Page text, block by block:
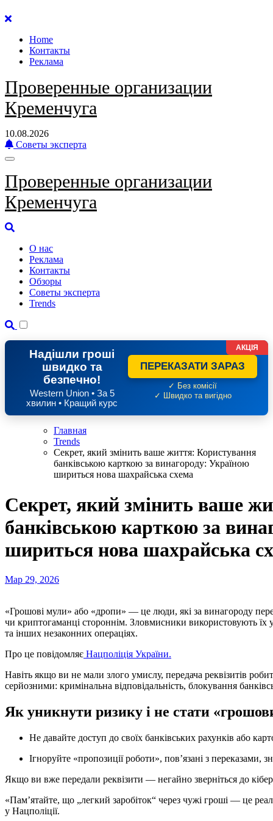
Перейти
содержанию
Home
Контакты
Реклама
Проверенные организации
Кременчуга
10.08.2026
Советы эксперта
Проверенные организации
Кременчуга
О нас
Реклама
Контакты
Обзоры
Советы эксперта
Trends
Надішли гроші
швидко та
безпечно!
Western Union • За 5
хвилин • Кращий курс
ПЕРЕКАЗАТИ ЗАРАЗ
✓ Без комісії
✓ Швидко та вигідно
АКЦІЯ
Главная
Trends
Секрет, який змінить ваше життя: Користування
банківською карткою за винагороду: Україною
шириться нова шахрайська схема
Секрет, який змінить ваше
банківською карткою за
шириться нова шахрайська
Мар 29, 2026
«Грошові мули» або «дропи» — це люди, які за винагороду передають свої банківські картки, рахунки
чи криптогаманці стороннім. Зловмисники використовують їх
та інших незаконних операціях.
Про це повідомляє Нацполіція України.
Навіть якщо ви не мали злого умислу, передача реквізитів
серйозними: кримінальна відповідальність, блокування
Як уникнути ризику і не стати
Не давайте доступ до своїх банківських рахунків або
Ігноруйте «пропозиції роботи», пов’язані з переказами,
Якщо ви вже передали реквізити — негайно зверніться до
«Пам’ятайте, що „легкий заробіток“ через чужі гроші — це
у Нацполіції.